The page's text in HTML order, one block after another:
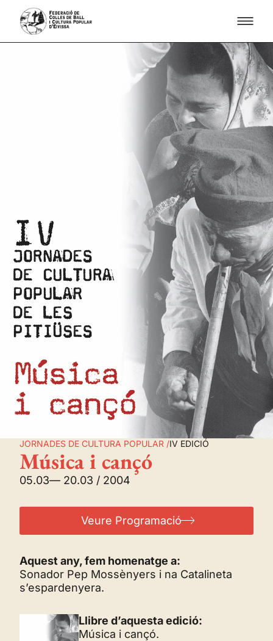
JORNADES DE CULTURA POPULAR /IV EDICIÓ
Música i cançó
05.03— 20.03 / 2004
Aquest any, fem homenatge a:
Sonador Pep Mossènyers i na Catalineta
s’espardenyera.
Llibre d’aquesta edició:
Música i cançó.
Veure Programació